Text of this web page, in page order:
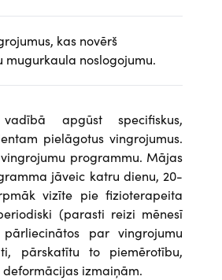
kas novērš
mugurkaula noslogojumu.
apgūst specifiskus,
pielāgotus vingrojumus.
programmu. Mājas
jāveic katru dienu, 20-
vizīte pie fizioterapeita
(parasti reizi mēnesī
par vingrojumu
pārskatītu to piemērotību,
izmaiņām.